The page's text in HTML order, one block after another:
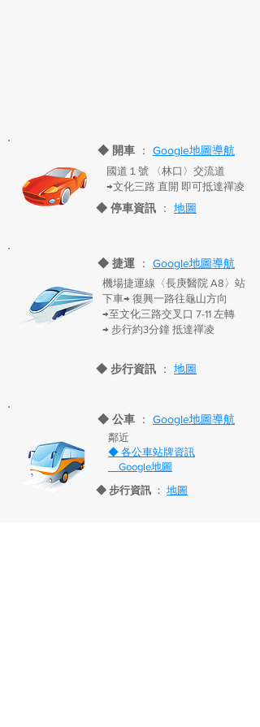
◆ 開車 ： Google地圖導航
國道１號 〈林口〉交流道
→文化三路 直開 即可抵達禪凌
◆ 停車資訊 ： 地圖
◆ 捷運 ： Google地圖導航
機場捷運線〈長庚醫院 A8〉站
下車→ 復興一路往龜山方向
→至文化三路交叉口 7-11 左轉
→ 步行約3分鐘 抵達禪凌
◆ 步行資訊 ： 地圖
◆ 公車 ： Google地圖導航
鄰近
◆ 各公車站牌資訊
Google地圖
◆ 步行資訊 ： 地圖